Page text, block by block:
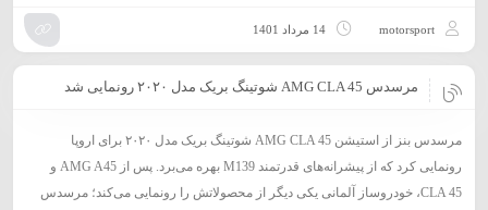
motorsport 14 مرداد 1401
مرسدس AMG CLA 45 شوتینگ بریک مدل ۲۰۲۰ رونمایی شد
مرسدس بنز از استیشن AMG CLA 45 شوتینگ بریک مدل ۲۰۲۰ برای اروپا
رونمایی کرد که از پیشرانه‌های قدرتمند M139 بهره می‌برد. پس از AMG A45 و
CLA 45، خودروساز آلمانی یکی دیگر از محصولاتش را رونمایی می‌کند؛ مرسدس